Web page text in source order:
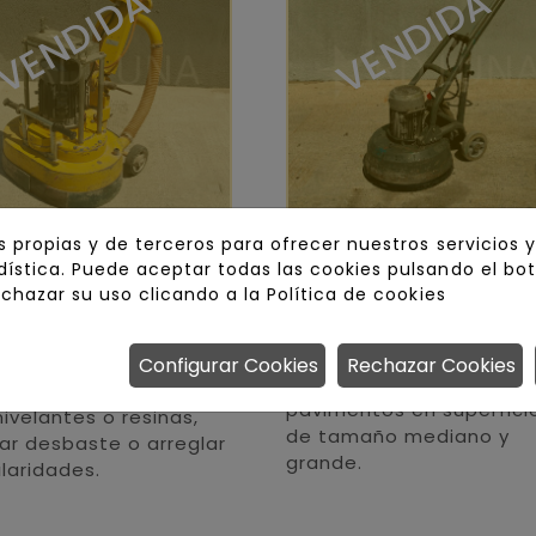
de
Airtec
para abrir el poro
arrancar
o resinas,
desbaste o arreglar
VENDIDA
Pulidora HTC
Greyline
Greyline es la máquina
perfecta para
pavimentos en
de tamaño mediano y
grande.
propias y de terceros para ofrecer nuestros servicios
Puede aceptar todas las cookies pulsando el
su uso clicando a laPolítica de cookies
Rechazar Cookies
Configurar Cookies